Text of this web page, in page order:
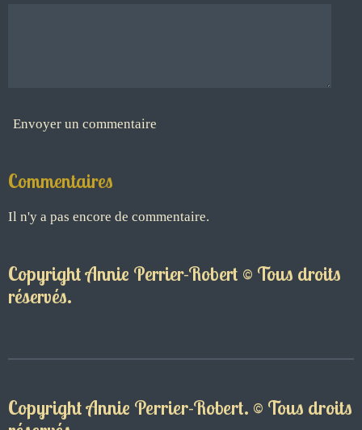
Envoyer un commentaire
Commentaires
Il n'y a pas encore de commentaire.
Copyright Annie Perrier-Robert © Tous droits
réservés.
Copyright Annie Perrier-Robert. © Tous droits